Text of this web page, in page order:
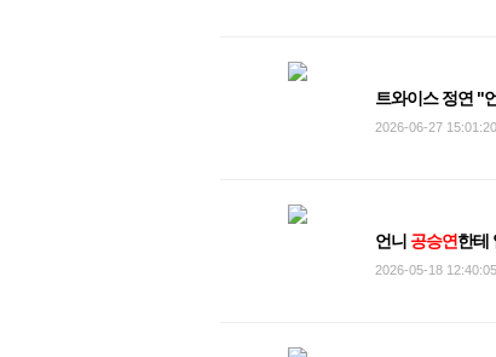
수 있었다"며 "보금
트와이스 정연 "
2026-06-27 15:01:20
언니 공승연한테
2026-05-18 12:40:05